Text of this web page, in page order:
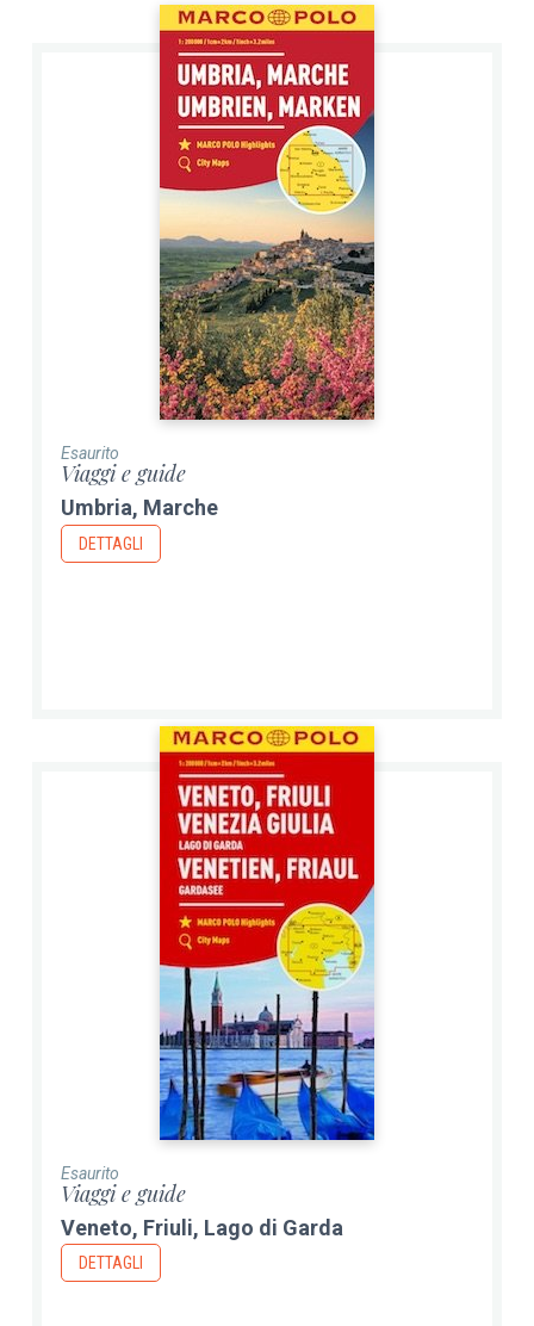
Esaurito
Viaggi e guide
Umbria, Marche
DETTAGLI
Esaurito
Viaggi e guide
Veneto, Friuli, Lago di Garda
DETTAGLI